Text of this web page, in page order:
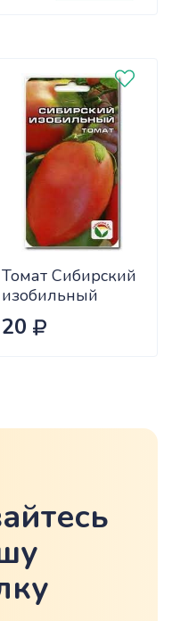
Томат Сибирский
изобильный
Сиб.сад Ц
20